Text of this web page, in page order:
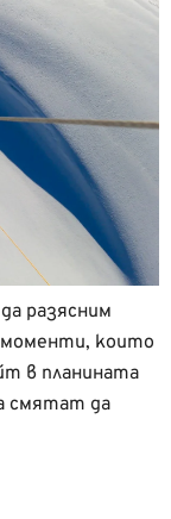
разясним
моменти, които
в планината
смятат да